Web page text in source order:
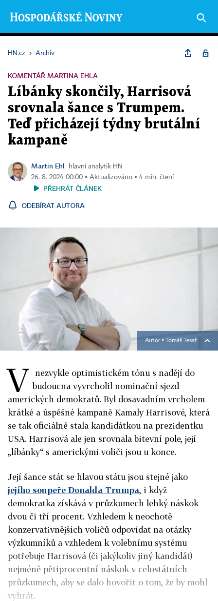
HN.cz › Archiv
KOMENTÁŘ MARTINA EHLA
Líbánky skončily, Harrisová
srovnala šance s Trumpem.
Teď přicházejí týdny brutální
kampaně
Martin Ehl
hlavní analytik HN
26. 8. 2024 00:00 ▪ Aktualizováno ▪ 4 min. čtení
PŘEHRÁT ČLÁNEK
ODEBÍRAT AUTORA
Autor ▪ Tomáš Tesař
V nezvykle optimistickém tónu s nadějí do
budoucna vyvrcholil nominační sjezd
amerických demokratů. Byl dosavadním vrcholem
krátké a úspěšné kampaně Kamaly Harrisové, která
se tak oficiálně stala kandidátkou na prezidentku
USA. Harrisová ale jen srovnala bitevní pole, její
„líbánky“ s americkými voliči jsou u konce.
Její šance stát se hlavou státu jsou stejné jako
jejího soupeře Donalda Trumpa, i když
demokratka získává v průzkumech lehký náskok
dvou či tří procent. Vzhledem k neochotě
konzervativnějších voličů odpovídat na otázky
výzkumníků a vzhledem k volebnímu systému
potřebuje Harrisová (či jakýkoliv jiný kandidát)
nejméně pětiprocentní náskok v celostátních
průzkumech, aby se dalo hovořit o tom, že by mohl
vyhrát.